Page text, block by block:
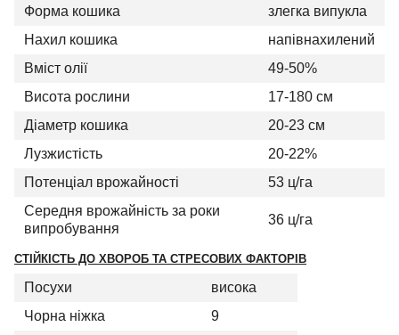
Форма кошика
злегка випукла
Нахил кошика
напівнахилений
Вміст олії
49-50%
Висота рослини
17-180 см
Діаметр кошика
20-23 см
Лузжистість
20-22%
Потенціал врожайності
53 ц/га
Середня врожайність за роки
випробування
36 ц/га
СТІЙКІСТЬ ДО ХВОРОБ ТА СТРЕСОВИХ ФАКТОРІВ
Посухи
висока
Чорна ніжка
9